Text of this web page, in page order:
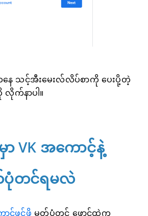
ကနေ သင့်အီးမေးလ်လိပ်စာကို ပေးပို့တဲ့
က်နာပါ။
ာ VK အကောင့်နဲ့
တင်ရမလဲ
င့်ဖွင့်ဖို့ မှတ်ပုံတင် ဖောင်ထဲက